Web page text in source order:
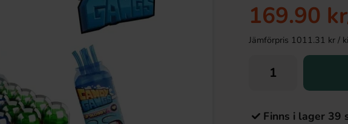
169.90 kr
Jämförpris 1011.31 kr /
Finns i lager 39